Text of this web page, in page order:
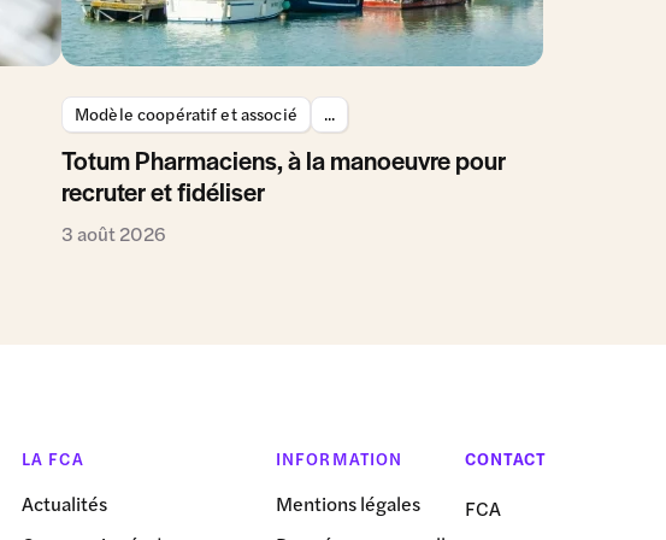
Modèle coopératif et associé ...
Totum Pharmaciens, à la manoeuvre pour
recruter et fidéliser
3 août 2026
LA FCA
Actualités
INFORMATION
Mentions légales
CONTACT
FCA